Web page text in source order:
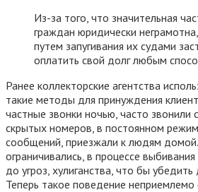
Из-за того, что значительная
граждан юридически
путем запугивания их судами
оплатить свой долг любым
Ранее коллекторские агентства
такие методы для принуждения
частные звонки ночью, часто звонили
скрытых номеров, в постоянном
сообщений, приезжали к людям
ограничивались, в процессе
до угроз, хулиганства, что бы
Теперь такое поведение неприемлемо